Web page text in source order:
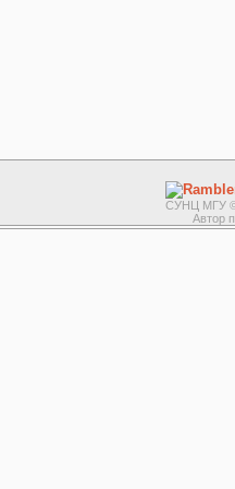
СУНЦ МГУ ©
Автор